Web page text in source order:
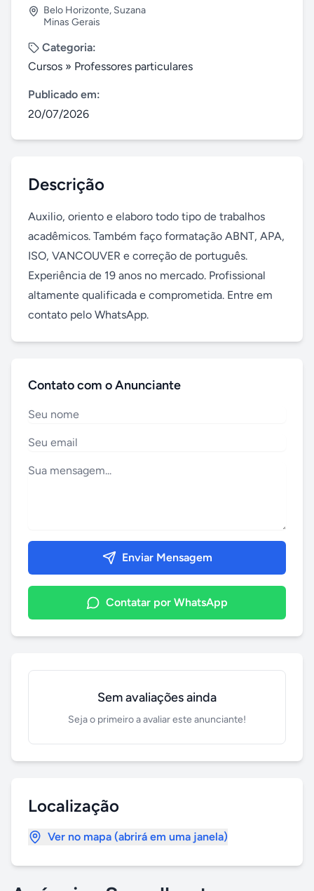
Belo Horizonte, Suzana
Minas Gerais
Categoria:
Cursos » Professores particulares
Publicado em:
20/07/2026
Descrição
Auxilio, oriento e elaboro todo tipo de trabalhos
acadêmicos. Também faço formatação ABNT, APA,
ISO, VANCOUVER e correção de português.
Experiência de 19 anos no mercado. Profissional
altamente qualificada e comprometida. Entre em
contato pelo WhatsApp.
Contato com o Anunciante
Enviar Mensagem
Contatar por WhatsApp
Sem avaliações ainda
Seja o primeiro a avaliar este anunciante!
Localização
Ver no mapa (abrirá em uma janela)